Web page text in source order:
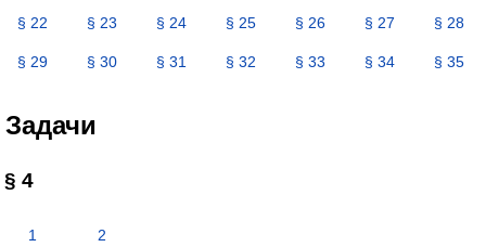
§ 22 § 23 § 24 § 25 § 26 § 27 § 28
§ 29 § 30 § 31 § 32 § 33 § 34 § 35
Задачи
§ 4
1 2